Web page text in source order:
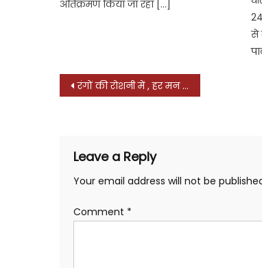
अतिक्रमण किया जा रहा […]
से
Post
रंगों की रोशनी में , हर मन चमक रहा है होली की ताजगी में , हर मन बहक रहा है
Leave a Reply
Your email address will not be
Comment *